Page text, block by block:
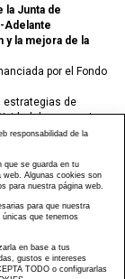
la Junta de
Adelante
y la mejora de la
por el Fondo
estrategias de
de comercio
responsabilidad de la
que se guarda en tu
web. Algunas cookies son
para nuestra página web.
para que nuestra
que tenemos
en base a tus
gustos e intereses
TODO o configurarlas